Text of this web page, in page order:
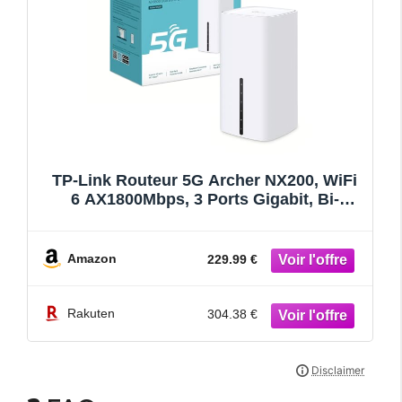
TP-Link Routeur 5G Archer NX200, WiFi
6 AX1800Mbps, 3 Ports Gigabit, Bi-
SIM Compatible, Jusqu’à 64 Appareils,
Amazon 229.99 €
Rakuten 304.38 €